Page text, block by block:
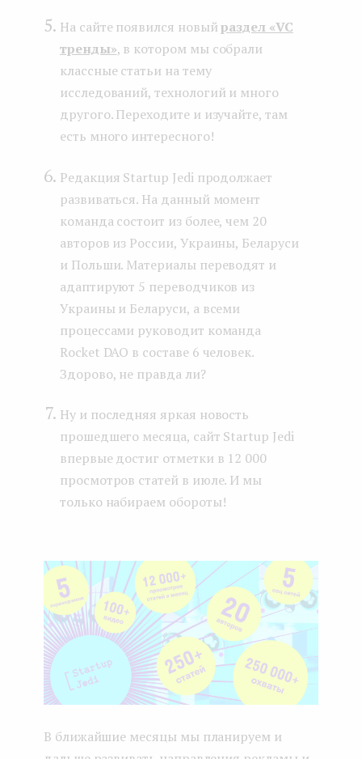
На сайте появился новыйраздел «VC
тренды», в котором мы собрали
классные статьи на тему
исследований, технологий и много
другого. Переходите и изучайте, там
есть много интересного!
Редакция Startup Jedi продолжает
развиваться. На данный момент
команда состоит из более, чем 20
авторов из России, Украины, Беларуси
и Польши. Материалы переводят и
адаптируют 5 переводчиков из
Украины и Беларуси, а всеми
процессами руководит команда
Rocket DAO в составе 6 человек.
Здорово, не правда ли?
Ну и последняя яркая новость
прошедшего месяца, сайт Startup Jedi
впервые достиг отметки в 12 000
просмотров статей в июле. И мы
только набираем обороты!
В ближайшие месяцы мы планируем и